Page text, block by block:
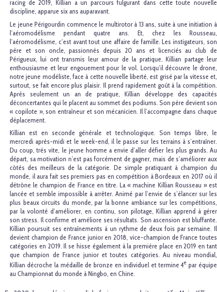
racing de 2019, Killian a un parcours fulgurant dans cette toute nouvelle
discipline, apparue six ans auparavant.
Le jeune Périgourdin commence le multirotor à 13 ans, suite à une initiation à
l’aéromodélisme pendant quatre ans. Et, chez les Rousseau,
l’aéromodélisme, c’est avant tout une affaire de famille. Les instigateurs, son
père et son oncle, passionnés depuis 20 ans et licenciés au club de
Périgueux, lui ont transmis leur amour de la pratique. Killian partage leur
enthousiasme et leur engouement pour le vol. Lorsqu’il découvre le drone,
notre jeune modéliste, face à cette nouvelle liberté, est grisé par la vitesse et,
surtout, se fait encore plus plaisir. Il prend rapidement goût à la compétition.
Après seulement un an de pratique, Killian développe des capacités
déconcertantes qui le placent au sommet des podiums. Son père devient son
« copilote », son entraîneur et son mécanicien. Il l’accompagne dans chaque
déplacement.
Killian est en seconde générale et technologique. Son temps libre, le
mercredi après-midi et le week-end, il le passe sur les terrains à s’entraîner.
Du coup, très vite, le jeune homme a envie d’aller défier les plus grands. Au
départ, sa motivation n’est pas forcément de gagner, mais de s’améliorer aux
côtés des meilleurs de la catégorie. De simple pratiquant à champion du
monde, il aura fait ses premiers pas en compétition à Bordeaux en 2017 où il
détrône le champion de France en titre. La « machine Killian Rousseau » est
lancée et semble impossible à arrêter. Animé par l’envie de s’élancer sur les
plus beaux circuits du monde, par la bonne ambiance sur les compétitions,
par la volonté d’améliorer, en continu, son pilotage, Killian apprend à gérer
son stress. Il confirme et améliore ses résultats. Son ascension est bluffante.
Killian poursuit ses entraînements à un rythme de deux fois par semaine. Il
devient champion de France junior en 2018, vice-champion de France toutes
catégories en 2019. Il se hisse également à la première place en 2019 en tant
que champion de France junior et toutes catégories. Au niveau mondial,
Killian décroche la médaille de bronze en individuel et termine 4e par équipe
au Championnat du monde à Ningbo, en Chine.